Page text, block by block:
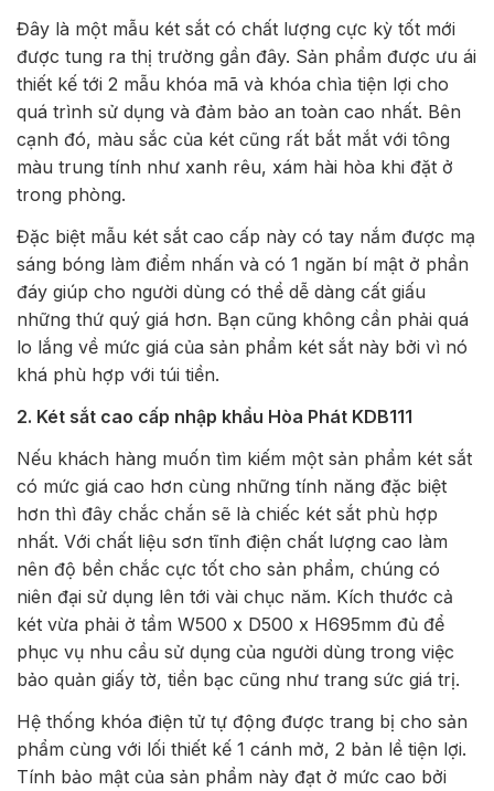
Đây là một mẫu két sắt có chất lượng cực kỳ tốt mới
được tung ra thị trường gần đây. Sản phẩm được ưu ái
thiết kế tới 2 mẫu khóa mã và khóa chìa tiện lợi cho
quá trình sử dụng và đảm bảo an toàn cao nhất. Bên
cạnh đó, màu sắc của két cũng rất bắt mắt với tông
màu trung tính như xanh rêu, xám hài hòa khi đặt ở
trong phòng.
Đặc biệt mẫu két sắt cao cấp này có tay nắm được mạ
sáng bóng làm điểm nhấn và có 1 ngăn bí mật ở phần
đáy giúp cho người dùng có thể dễ dàng cất giấu
những thứ quý giá hơn. Bạn cũng không cần phải quá
lo lắng về mức giá của sản phẩm két sắt này bởi vì nó
khá phù hợp với túi tiền.
2. Két sắt cao cấp nhập khẩu Hòa Phát KDB111
Nếu khách hàng muốn tìm kiếm một sản phẩm két sắt
có mức giá cao hơn cùng những tính năng đặc biệt
hơn thì đây chắc chắn sẽ là chiếc két sắt phù hợp
nhất. Với chất liệu sơn tĩnh điện chất lượng cao làm
nên độ bền chắc cực tốt cho sản phẩm, chúng có
niên đại sử dụng lên tới vài chục năm. Kích thước cả
két vừa phải ở tầm W500 x D500 x H695mm đủ để
phục vụ nhu cầu sử dụng của người dùng trong việc
bảo quản giấy tờ, tiền bạc cũng như trang sức giá trị.
Hệ thống khóa điện tử tự động được trang bị cho sản
phẩm cùng với lối thiết kế 1 cánh mở, 2 bản lề tiện lợi.
Tính bảo mật của sản phẩm này đạt ở mức cao bởi